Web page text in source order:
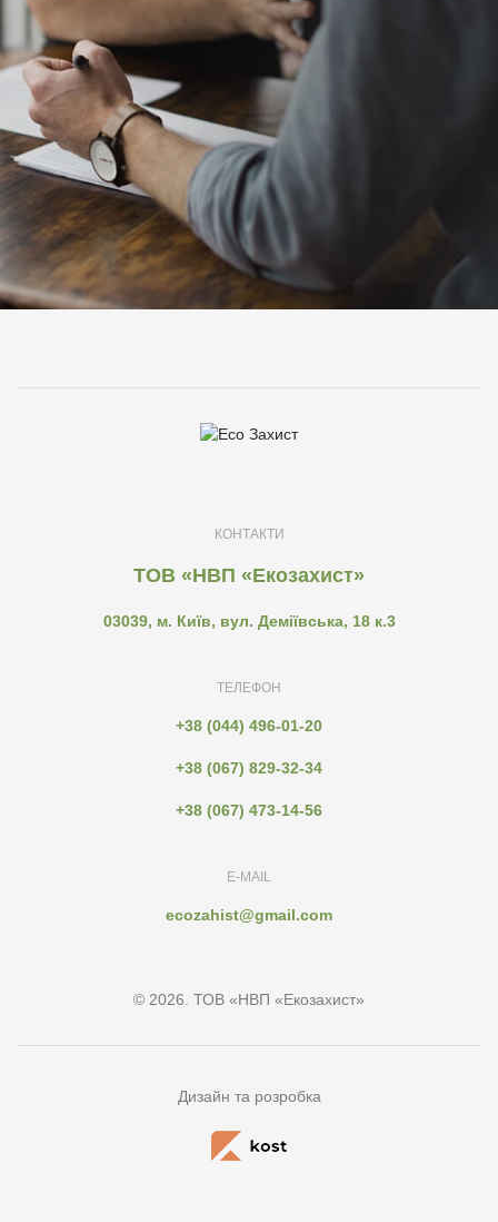
КОНТАКТИ
ТОВ «НВП «Екозахист»
03039, м. Київ, вул. Деміївська, 18 к.3
ТЕЛЕФОН
+38 (044) 496-01-20
+38 (067) 829-32-34
+38 (067) 473-14-56
E-MAIL
ecozahist@gmail.com
© 2026. ТОВ «НВП «Екозахист»
Дизайн та розробка